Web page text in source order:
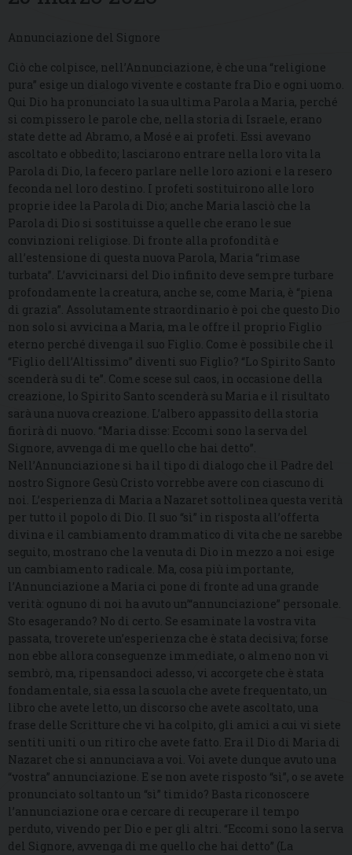
Annunciazione del Signore
Ciò che colpisce, nell’Annunciazione, è che una “religione
pura” esige un dialogo vivente e costante fra Dio e ogni uomo.
Qui Dio ha pronunciato la sua ultima Parola a Maria, perché
si compissero le parole che, nella storia di Israele, erano
state dette ad Abramo, a Mosé e ai profeti. Essi avevano
ascoltato e obbedito; lasciarono entrare nella loro vita la
Parola di Dio, la fecero parlare nelle loro azioni e la resero
feconda nel loro destino. I profeti sostituirono alle loro
proprie idee la Parola di Dio; anche Maria lasciò che la
Parola di Dio si sostituisse a quelle che erano le sue
convinzioni religiose. Di fronte alla profondità e
all’estensione di questa nuova Parola, Maria “rimase
turbata”. L’avvicinarsi del Dio infinito deve sempre turbare
profondamente la creatura, anche se, come Maria, è “piena
di grazia”. Assolutamente straordinario è poi che questo Dio
non solo si avvicina a Maria, ma le offre il proprio Figlio
eterno perché divenga il suo Figlio. Come è possibile che il
“Figlio dell’Altissimo” diventi suo Figlio? “Lo Spirito Santo
scenderà su di te”. Come scese sul caos, in occasione della
creazione, lo Spirito Santo scenderà su Maria e il risultato
sarà una nuova creazione. L’albero appassito della storia
fiorirà di nuovo. “Maria disse: Eccomi sono la serva del
Signore, avvenga di me quello che hai detto”.
Nell’Annunciazione si ha il tipo di dialogo che il Padre del
nostro Signore Gesù Cristo vorrebbe avere con ciascuno di
noi. L’esperienza di Maria a Nazaret sottolinea questa verità
per tutto il popolo di Dio. Il suo “sì” in risposta all’offerta
divina e il cambiamento drammatico di vita che ne sarebbe
seguito, mostrano che la venuta di Dio in mezzo a noi esige
un cambiamento radicale. Ma, cosa più importante,
l’Annunciazione a Maria ci pone di fronte ad una grande
verità: ognuno di noi ha avuto un’“annunciazione” personale.
Sto esagerando? No di certo. Se esaminate la vostra vita
passata, troverete un’esperienza che è stata decisiva; forse
non ebbe allora conseguenze immediate, o almeno non vi
sembrò, ma, ripensandoci adesso, vi accorgete che è stata
fondamentale, sia essa la scuola che avete frequentato, un
libro che avete letto, un discorso che avete ascoltato, una
frase delle Scritture che vi ha colpito, gli amici a cui vi siete
sentiti uniti o un ritiro che avete fatto. Era il Dio di Maria di
Nazaret che si annunciava a voi. Voi avete dunque avuto una
“vostra” annunciazione. E se non avete risposto “sì”, o se avete
pronunciato soltanto un “sì” timido? Basta riconoscere
l’annunciazione ora e cercare di recuperare il tempo
perduto, vivendo per Dio e per gli altri. “Eccomi sono la serva
del Signore, avvenga di me quello che hai detto” (La